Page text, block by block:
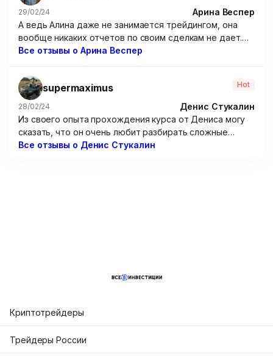
29/02/24
Арина Веспер
А ведь Алина даже не занимается трейдингом, она
вообще никаких отчетов по своим сделкам не дает.
Походу решила зарабатывать чисто на доверчивых
посредственные курсы, если честно. Я брал у нее
программу по опционам – бесполезнейшая вещь,
только зря потраченные время и 15 000 рублей.
Все отзывы о Арина Веспер
supermaximus Hot
28/02/24
Денис Стукалин
Из своего опыта прохождения курса от Дениса могу
сказать, что он очень любит разбирать сложные
графики. Но от этого очень мало толку. Рассуждения
Все отзывы о Денис Стукалин
Криптотрейдеры
Трейдеры России